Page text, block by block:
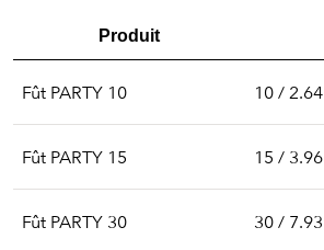
Produit
Fût PARTY 10 10 / 2.64
Fût PARTY 15 15 / 3.96
Fût PARTY 30 30 / 7.93